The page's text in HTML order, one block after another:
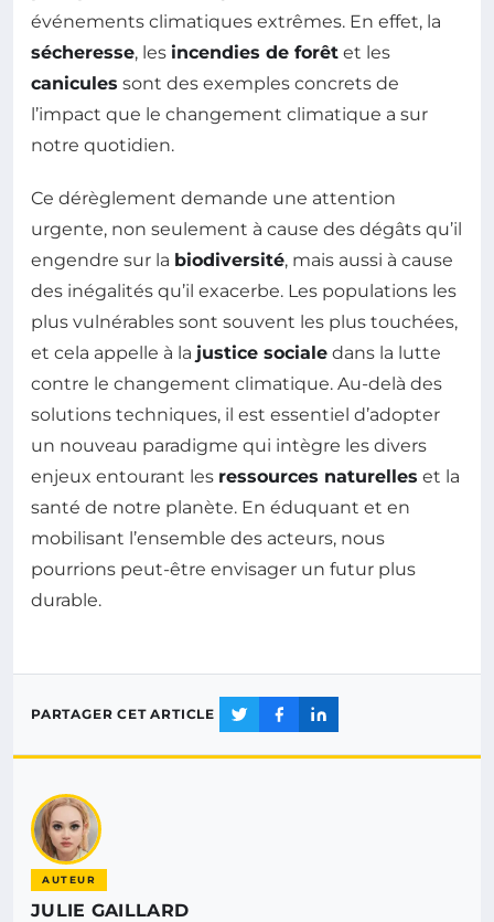
événements climatiques extrêmes. En effet, la
sécheresse, les incendies de forêt et les
canicules sont des exemples concrets de
l’impact que le changement climatique a sur
notre quotidien.
Ce dérèglement demande une attention
urgente, non seulement à cause des dégâts qu’il
engendre sur la biodiversité, mais aussi à cause
des inégalités qu’il exacerbe. Les populations les
plus vulnérables sont souvent les plus touchées,
et cela appelle à la justice sociale dans la lutte
contre le changement climatique. Au-delà des
solutions techniques, il est essentiel d’adopter
un nouveau paradigme qui intègre les divers
enjeux entourant les ressources naturelles et la
santé de notre planète. En éduquant et en
mobilisant l’ensemble des acteurs, nous
pourrions peut-être envisager un futur plus
durable.
PARTAGER CET ARTICLE
AUTEUR
JULIE GAILLARD